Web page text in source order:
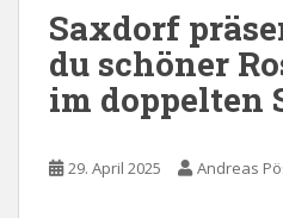
Saxdorf
du schöner
im doppelten
29. April 2025 Andreas